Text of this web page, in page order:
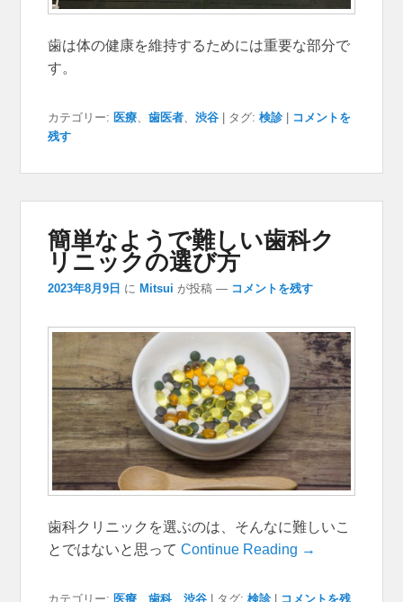
歯は体の健康を維持するためには重要な部分で
す。
カテゴリー: 医療 、歯医者 、渋谷 タグ: 検診
コメントを
残す
簡単なようで難しい歯科ク
リニックの選び方
2023年8月9日 に Mitsui が投稿 — コメントを残す
歯科クリニックを選ぶのは、そんなに難しいこ
とではないと思ってContinue Reading →
カテゴリー: 医療 、歯科、渋谷 タグ: 検診
コメントを残